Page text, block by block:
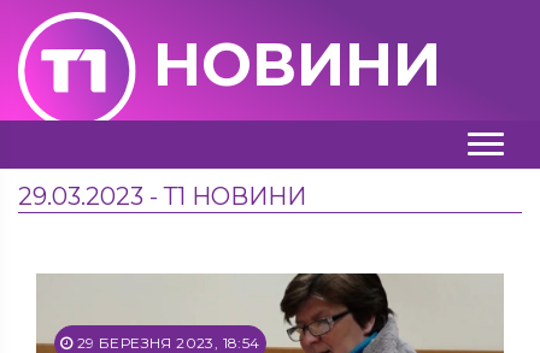
НОВИНИ
29.03.2023 - Т1 НОВИНИ
29 БЕРЕЗНЯ 2023, 18:54